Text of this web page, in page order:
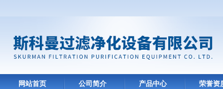
网站首页 公司简介 产品中心 荣誉资